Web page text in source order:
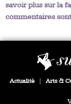
savoir plus sur la
commentaires
Actualité Arts &